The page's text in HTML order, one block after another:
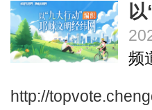
频
http://